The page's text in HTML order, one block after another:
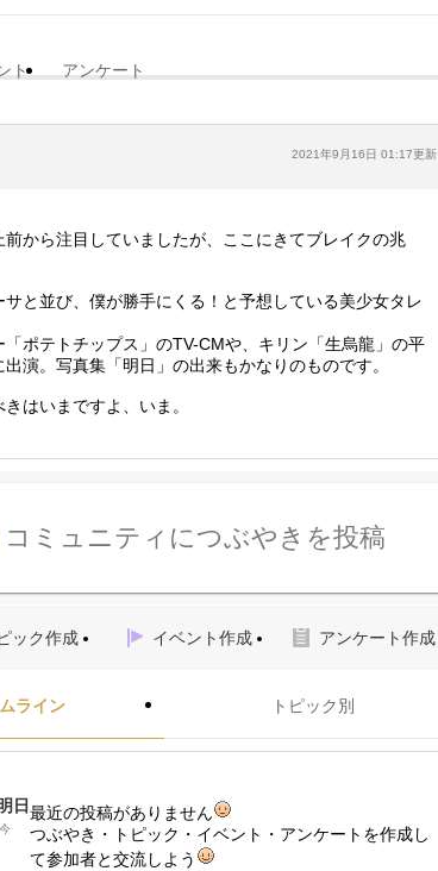
ト アンケート
2021年9月16日 01:17更新
前から注目していましたが、ここにきてブレイクの兆
サと並び、僕が勝手にくる！と予想している美少女タレ
「ポテトチップス」のTV-CMや、キリン「生烏龍」の平
出演。写真集「明日」の出来もかなりのものです。
はいまですよ、いま。
コミュニティにつぶやきを投稿
ック作成 イベント作成 アンケート作成
ライン トピック別
日最近の投稿がありません
つぶやき・トピック・イベント・アンケートを作成し
て参加者と交流しよう